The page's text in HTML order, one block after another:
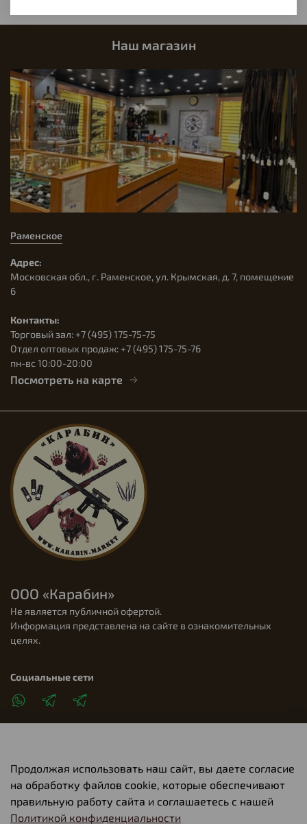
Наш магазин
Раменское
Адрес:
Московская обл., г. Раменское, ул. Крымская, д. 7, помещение
6
Контакты:
Торговый зал: +7 (495) 175-75-75
Отдел оптовых продаж: +7 (495) 175-75-76
пн-вс 10:00-20:00
Посмотреть на карте
Клиентам
О компании
ООО «Карабин»
Не является публичной офертой.
Информация представлена на сайте в ознакомительных
целях.
Социальные сети
Продолжая использовать наш сайт, вы даете согласие
на обработку файлов cookie, которые обеспечивают
правильную работу сайта и соглашаетесь с нашей
Политикой конфиденциальности